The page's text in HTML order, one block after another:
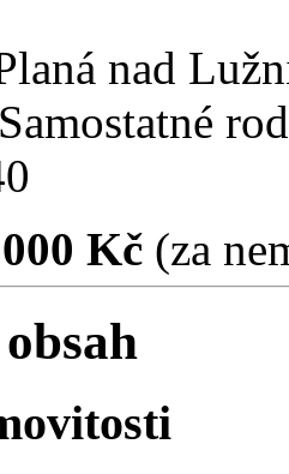
nad
Kč (za